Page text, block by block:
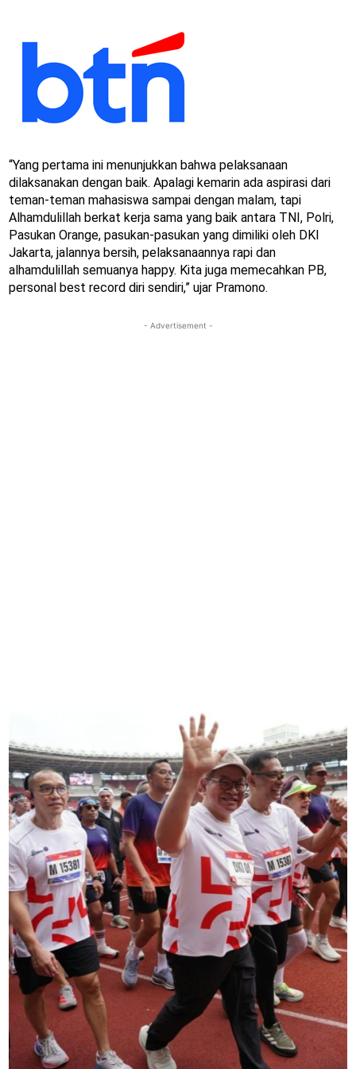
“Yang pertama ini menunjukkan bahwa pelaksanaan
dilaksanakan dengan baik. Apalagi kemarin ada aspirasi dari
teman-teman mahasiswa sampai dengan malam, tapi
Alhamdulillah berkat kerja sama yang baik antara TNI, Polri,
Pasukan Orange, pasukan-pasukan yang dimiliki oleh DKI
Jakarta, jalannya bersih, pelaksanaannya rapi dan
alhamdulillah semuanya happy. Kita juga memecahkan PB,
personal best record diri sendiri,” ujar Pramono.
- Advertisement -